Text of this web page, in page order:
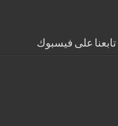
تابعنا على فيسبوك